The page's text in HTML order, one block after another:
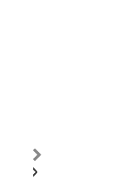
›